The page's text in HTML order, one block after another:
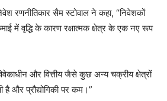
रणनीतिकार सैम स्टोवाल ने कहा, “निवेशकों
कमाई में वृद्धि के कारण रक्षात्मक क्षेत्र के एक नए रूप
और वित्तीय जैसे कुछ अन्य चक्रीय क्षेत्रों
और प्रौद्योगिकी पर कम।”